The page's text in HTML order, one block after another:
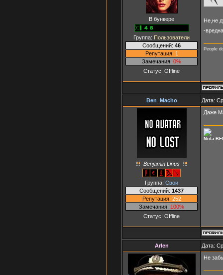
В бункере
Группа: Пользователи
Сообщений: 46
Репутация: 1
Замечания: 0%
Статус: Offline
Не,не
-
People
Ben_Macho Дата:
Benjamin Linus
Группа: Свои
Сообщений: 1437
Репутация: 252
Замечания: 100%
Статус: Offline
Даже
Nota
Arlen Дата:
Не